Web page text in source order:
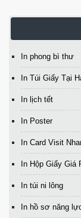
In phong bì thư
In Túi Giấy Tại
In lịch tết
In Poster
In Card Visit
In Hộp Giấy Giá
In túi ni lông
In hồ sơ năng